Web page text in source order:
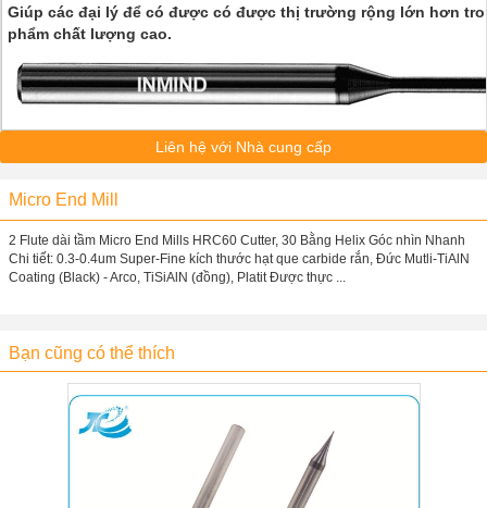
Giúp các đại lý để có được có được thị trường rộng lớn hơn
phẩm chất lượng cao.
Liên hệ với Nhà cung cấp
Micro End Mill
2 Flute dài tầm Micro End Mills HRC60 Cutter, 30 Bằng Helix Góc nhìn Nhanh
Chi tiết: 0.3-0.4um Super-Fine kích thước hạt que carbide rắn, Đức Mutli-TiAlN
Coating (Black) - Arco, TiSiAlN (đồng), Platit Được thực ...
Bạn cũng có thể thích